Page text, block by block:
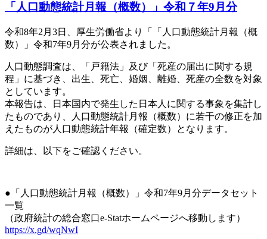
「人口動態統計月報（概数）」令和７年9月分
令和8年2月3日、厚生労働省より「「人口動態統計月報（概
数）」令和7年9月分が公表されました。
人口動態調査は、「戸籍法」及び「死産の届出に関する規
程」に基づき、出生、死亡、婚姻、離婚、死産の全数を対象
としています。
本報告は、日本国内で発生した日本人に関する事象を集計し
たものであり、人口動態統計月報（概数）に若干の修正を加
えたものが人口動態統計年報（確定数）となります。
詳細は、以下をご確認ください。
●「人口動態統計月報（概数）」令和7年9月分データセット
一覧
（政府統計の総合窓口e-Statホームページへ移動します）
https://x.gd/wqNwI